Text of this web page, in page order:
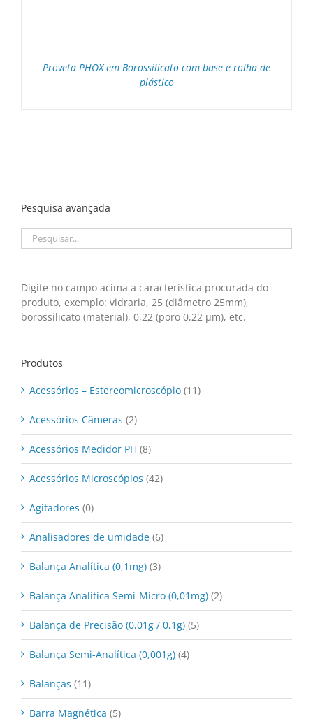
Proveta PHOX em Borossilicato com base e rolha de
plástico
Pesquisa avançada
Digite no campo acima a característica procurada do
produto, exemplo: vidraria, 25 (diâmetro 25mm),
borossilicato (material), 0,22 (poro 0,22 μm), etc.
Produtos
Acessórios – Estereomicroscópio (11)
Acessórios Câmeras (2)
Acessórios Medidor PH (8)
Acessórios Microscópios (42)
Agitadores (0)
Analisadores de umidade (6)
Balança Analítica (0,1mg) (3)
Balança Analítica Semi-Micro (0,01mg) (2)
Balança de Precisão (0,01g / 0,1g) (5)
Balança Semi-Analítica (0,001g) (4)
Balanças (11)
Barra Magnética (5)